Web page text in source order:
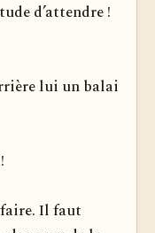
d’attendre !
lui un balai
Il faut